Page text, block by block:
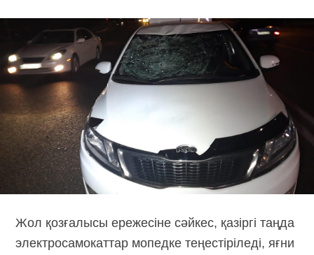
Жол қозғалысы ережесіне сәйкес, қазіргі таңда
электросамокаттар мопедке теңестіріледі, яғни